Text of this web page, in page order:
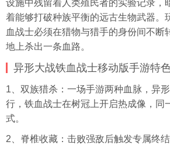
设施中残留着人类殖民者的实验记录，
着能够打破种族平衡的远古生物武器。
血战士必须在猎物与猎手的身份间不断
地上杀出一条血路。
异形大战铁血战士移动版手游特
1、双族猎杀：一场手游两种血脉，异
行，铁血战士在树冠上开启热成像，同
式。
2、脊椎收藏：击败强敌后触发专属终